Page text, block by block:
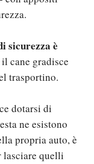
sicurezza è
il cane gradisce
trasportino.
dotarsi di
ne esistono
propria auto, è
lasciare quelli